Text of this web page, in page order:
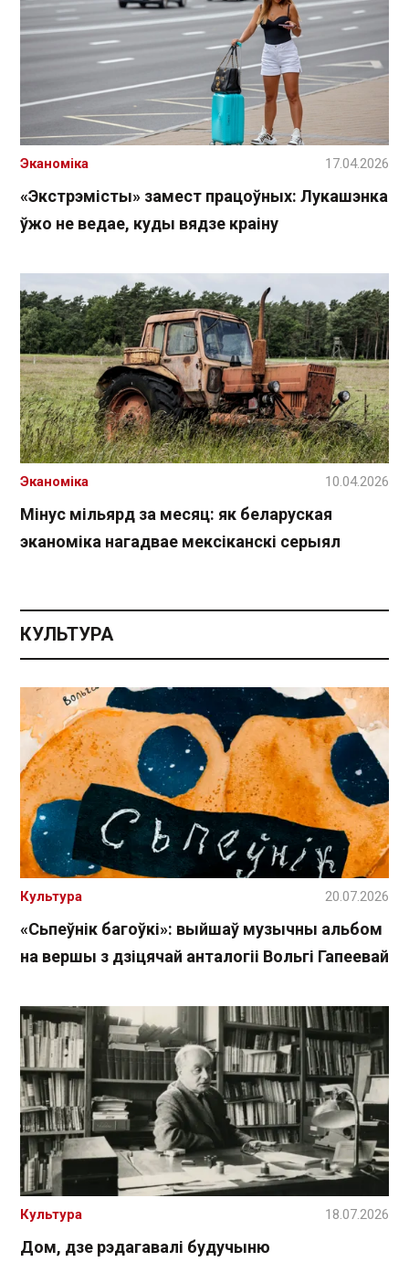
«Экстрэмісты» замест працоўных: Лукашэнка
ўжо не ведае, куды вядзе краіну
Эканоміка 17.04.2026
Мінус мільярд за месяц: як беларуская
эканоміка нагадвае мексіканскі серыял
Эканоміка 10.04.2026
КУЛЬТУРА
«Сьпеўнік багоўкі»: выйшаў музычны альбом
на вершы з дзіцячай анталогіі Вольгі Гапеевай
Культура 20.07.2026
Дом, дзе рэдагавалі будучыню
Культура 18.07.2026